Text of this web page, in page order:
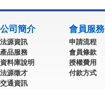
公司簡介
法源資訊
產品服務
資料庫說明
法源徵才
交通資訊
會員服務
申請流程
會員條款
授權費用
付款方式